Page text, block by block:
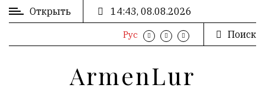
ВХОД
РЕГИСТРАЦИЯ
ՄՈՒՏՔ
Открыть 14:43, 08.08.2026
Рус Поиск
ArmenLur